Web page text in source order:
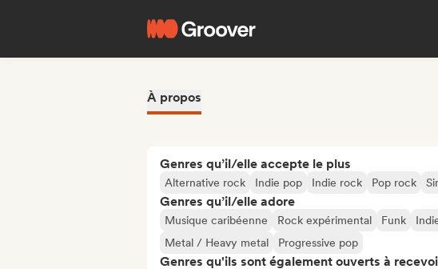
À propos
Genres qu’il/elle accepte le plus
Alternative rock Indie pop Indie rock Pop rock
Genres qu’il/elle adore
Musique caribéenne Rock expérimental Funk
Metal / Heavy metal
Progressive pop
Genres qu'ils sont également ouverts à